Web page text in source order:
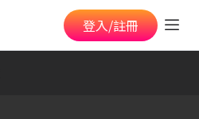
登入/註冊